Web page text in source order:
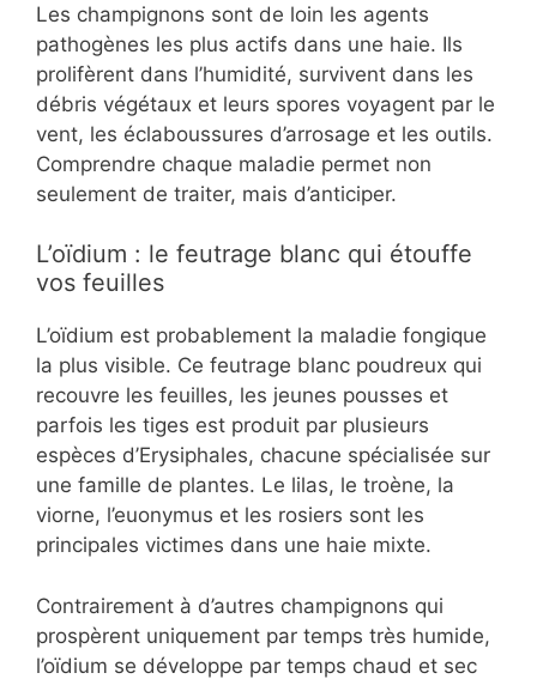
Les champignons sont de loin les agents
pathogènes les plus actifs dans une haie. Ils
prolifèrent dans l’humidité, survivent dans les
débris végétaux et leurs spores voyagent par le
vent, les éclaboussures d’arrosage et les outils.
Comprendre chaque maladie permet non
seulement de traiter, mais d’anticiper.
L’oïdium : le feutrage blanc qui étouffe
vos feuilles
L’oïdium est probablement la maladie fongique
la plus visible. Ce feutrage blanc poudreux qui
recouvre les feuilles, les jeunes pousses et
parfois les tiges est produit par plusieurs
espèces d’Erysiphales, chacune spécialisée sur
une famille de plantes. Le lilas, le troène, la
viorne, l’euonymus et les rosiers sont les
principales victimes dans une haie mixte.
Contrairement à d’autres champignons qui
prospèrent uniquement par temps très humide,
l’oïdium se développe par temps chaud et sec